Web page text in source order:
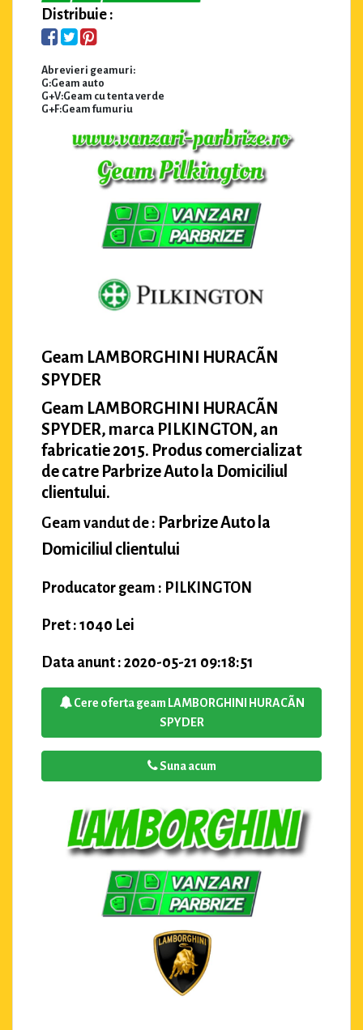
Distribuie :
Abrevieri geamuri:
G:Geam auto
G+V:Geam cu tenta verde
G+F:Geam fumuriu
Geam LAMBORGHINI HURACÃN
SPYDER
Geam LAMBORGHINI HURACÃN
SPYDER, marca PILKINGTON, an
fabricatie 2015. Produs comercializat
de catre Parbrize Auto la Domiciliul
clientului.
Geam vandut de : Parbrize Auto la
Domiciliul clientului
Producator geam : PILKINGTON
Pret : 1040 Lei
Data anunt : 2020-05-21 09:18:51
Cere oferta geam LAMBORGHINI HURACÃN
SPYDER
Suna acum